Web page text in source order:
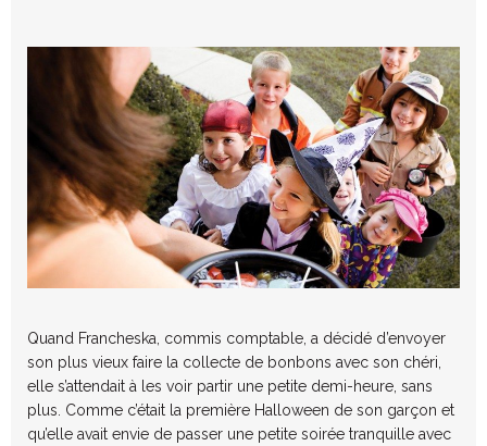
Quand Francheska, commis comptable, a décidé d’envoyer
son plus vieux faire la collecte de bonbons avec son chéri,
elle s’attendait à les voir partir une petite demi-heure, sans
plus. Comme c’était la première Halloween de son garçon et
qu’elle avait envie de passer une petite soirée tranquille avec